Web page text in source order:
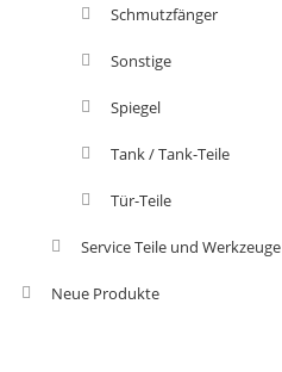
Schmutzfänger
Sonstige
Spiegel
Tank / Tank-Teile
Tür-Teile
Service Teile und Werkzeuge
Neue Produkte